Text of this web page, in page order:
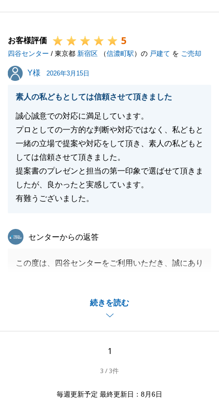
形状や条件によって価格や資産価値にも大きく影響し
ただきました。
今後も不動産に限らず、何かご不明な点やご相談等が
ございましたら、どうぞお気軽にご連絡くださいま
せ。
改めまして、このたびは誠にありがとうございまし
お客様評価 5
四谷センター / 東京都 新宿区 （信濃町駅）の 戸建て を ご売却
Y様
Y様 2026年3月15日
素人の私どもとしては信頼させて頂きました
誠心誠意での対応に満足しています。
プロとしての一方的な判断や対応ではなく、私どもと
一緒の立場で提案や対応をして頂き、素人の私どもと
しては信頼させて頂きました。
提案書のプレゼンと担当の第一印象で選ばせて頂きま
したが、良かったと実感しています。
有難うございました。
続きを読む
東急リバブル
センターからの返答
この度は、四谷センターをご利用いただき、誠にあり
げで、お引渡しまでスムーズに進めることができまし
大変感謝申し上げます。
がけいただけますと幸いです。
1
3 / 3件
毎週更新予定 最終更新日：8月6日